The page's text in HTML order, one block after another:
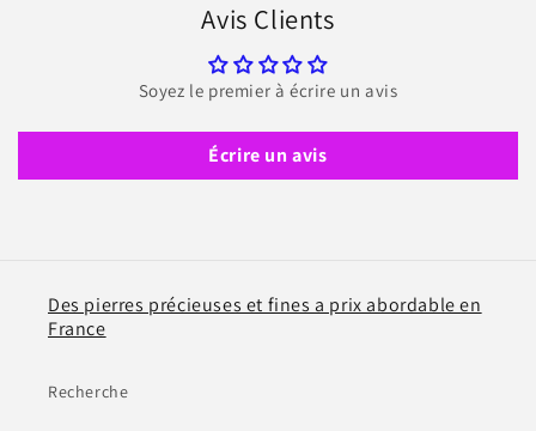
Avis Clients
Soyez le premier à écrire un avis
Écrire un avis
Des pierres précieuses et fines a prix abordable en
France
Recherche